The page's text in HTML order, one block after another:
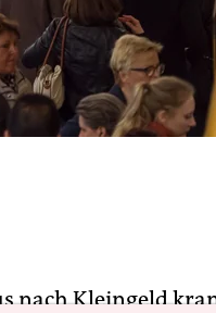
nach Kleingeld